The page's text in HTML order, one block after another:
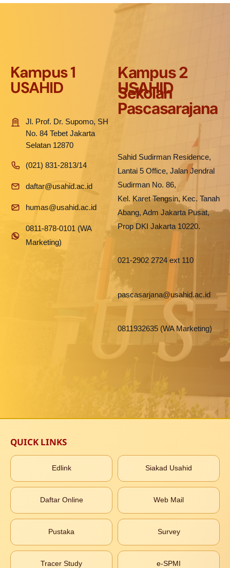
Kampus 1
USAHID
Jl. Prof. Dr. Supomo, SH
No. 84 Tebet Jakarta
Selatan 12870
(021) 831-2813/14
daftar@usahid.ac.id
humas@usahid.ac.id
0811-878-0101 (WA
Marketing)
Kampus 2
USAHID
Sekolah
Pascasarajana
Sahid Sudirman Residence,
Lantai 5 Office, Jalan Jendral
Sudirman No. 86,
Kel. Karet Tengsin, Kec. Tanah
Abang, Adm Jakarta Pusat,
Prop DKI Jakarta 10220.
021-2902 2724 ext 110
pascasarjana@usahid.ac.id
0811932635 (WA Marketing)
QUICK LINKS
Edlink Siakad Usahid
Daftar Online Web Mail
Pustaka Survey
Tracer Study e-SPMI